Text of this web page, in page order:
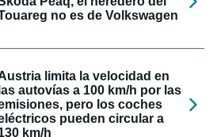
no es de Volkswagen
limita la velocidad en
las autovías a 100 km/h por las
pero los coches
pueden circular a
km/h